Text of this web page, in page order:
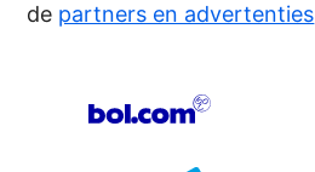
de partners en advertenties